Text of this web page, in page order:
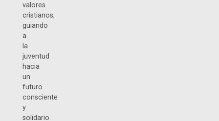
valores
cristianos,
guiando
a
la
juventud
hacia
un
futuro
consciente
y
solidario.